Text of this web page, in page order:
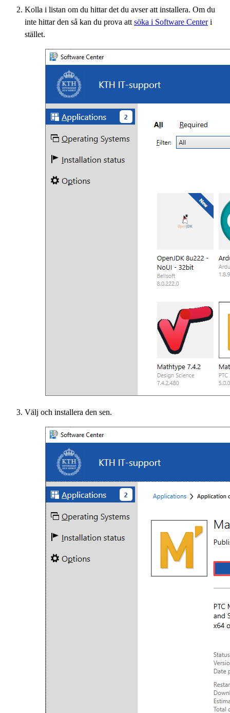
Kolla i listan om du hittar det du avser att installera. Om du
inte hittar den så kan du prova att söka i Software Centeri
stället.
Välj och installera den sen.